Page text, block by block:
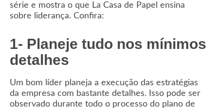
série e mostra o que La Casa de Papel ensina
sobre liderança. Confira:
1- Planeje tudo nos mínimos
detalhes
Um bom líder planeja a execução das estratégias
da empresa com bastante detalhes. Isso pode ser
observado durante todo o processo do plano de